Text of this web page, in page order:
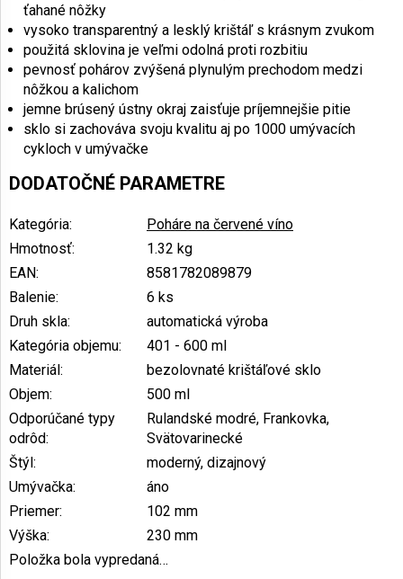
ťahané nôžky
vysoko transparentný a lesklý krištáľ s krásnym zvukom
použitá sklovina je veľmi odolná proti rozbitiu
pevnosť pohárov zvýšená plynulým prechodom medzi
nôžkou a kalichom
jemne brúsený ústny okraj zaisťuje príjemnejšie pitie
sklo si zachováva svoju kvalitu aj po 1000 umývacích
cykloch v umývačke
DODATOČNÉ PARAMETRE
Kategória:
Poháre na červené víno
Hmotnosť:
1.32 kg
EAN:
8581782089879
Balenie:
6 ks
Druh skla:
automatická výroba
Kategória objemu:
401 - 600 ml
Materiál:
bezolovnaté krištáľové sklo
Objem:
500 ml
Odporúčané typy
odrôd:
Rulandské modré, Frankovka,
Svätovarinecké
Štýl:
moderný, dizajnový
Umývačka:
áno
Priemer:
102 mm
Výška:
230 mm
Položka bola vypredaná…